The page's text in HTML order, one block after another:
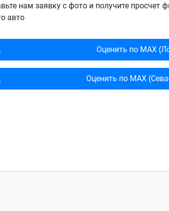
нам заявку с фото и получите просчет
авто
Оценить по MAX
Оценить по MAX